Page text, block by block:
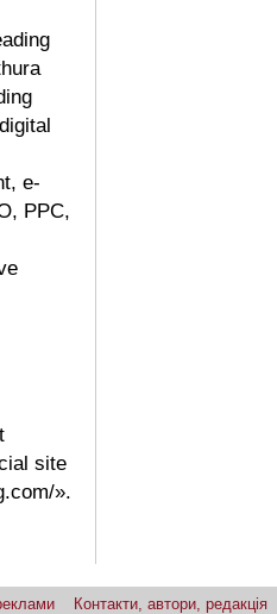
e-
PPC,
site
».
Контакти, автори, редакція